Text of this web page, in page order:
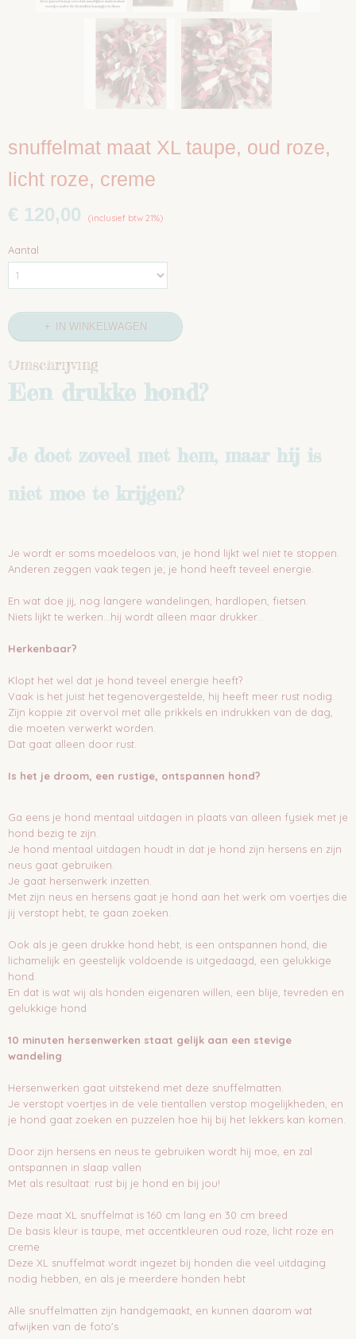
snuffelmat maat XL taupe, oud roze,
licht roze, creme
€ 120,00 (inclusief btw 21%)
Aantal
IN WINKELWAGEN
Omschrijving
Een drukke hond?
Je doet zoveel met hem, maar hij is
niet moe te krijgen?
Je wordt er soms moedeloos van, je hond lijkt wel niet te stoppen.
Anderen zeggen vaak tegen je; je hond heeft teveel energie.
En wat doe jij, nog langere wandelingen, hardlopen, fietsen.
Niets lijkt te werken...hij wordt alleen maar drukker...
Herkenbaar?
Klopt het wel dat je hond teveel energie heeft?
Vaak is het juist het tegenovergestelde, hij heeft meer rust nodig.
Zijn koppie zit overvol met alle prikkels en indrukken van de dag,
die moeten verwerkt worden.
Dat gaat alleen door rust.
Is het je droom, een rustige, ontspannen hond?
Ga eens je hond mentaal uitdagen in plaats van alleen fysiek met je
hond bezig te zijn.
Je hond mentaal uitdagen houdt in dat je hond zijn hersens en zijn
neus gaat gebruiken.
Je gaat hersenwerk inzetten.
Met zijn neus en hersens gaat je hond aan het werk om voertjes die
jij verstopt hebt, te gaan zoeken.
Ook als je geen drukke hond hebt, is een ontspannen hond, die
lichamelijk en geestelijk voldoende is uitgedaagd, een gelukkige
hond.
En dat is wat wij als honden eigenaren willen, een blije, tevreden en
gelukkige hond
10 minuten hersenwerken staat gelijk aan een stevige
wandeling
Hersenwerken gaat uitstekend met deze snuffelmatten.
Je verstopt voertjes in de vele tientallen verstop mogelijkheden, en
je hond gaat zoeken en puzzelen hoe hij bij het lekkers kan komen.
Door zijn hersens en neus te gebruiken wordt hij moe, en zal
ontspannen in slaap vallen
Met als resultaat: rust bij je hond en bij jou!
Deze maat XL snuffelmat is 160 cm lang en 30 cm breed
De basis kleur is taupe, met accentkleuren oud roze, licht roze en
creme
Deze XL snuffelmat wordt ingezet bij honden die veel uitdaging
nodig hebben, en als je meerdere honden hebt
Alle snuffelmatten zijn handgemaakt, en kunnen daarom wat
afwijken van de foto's